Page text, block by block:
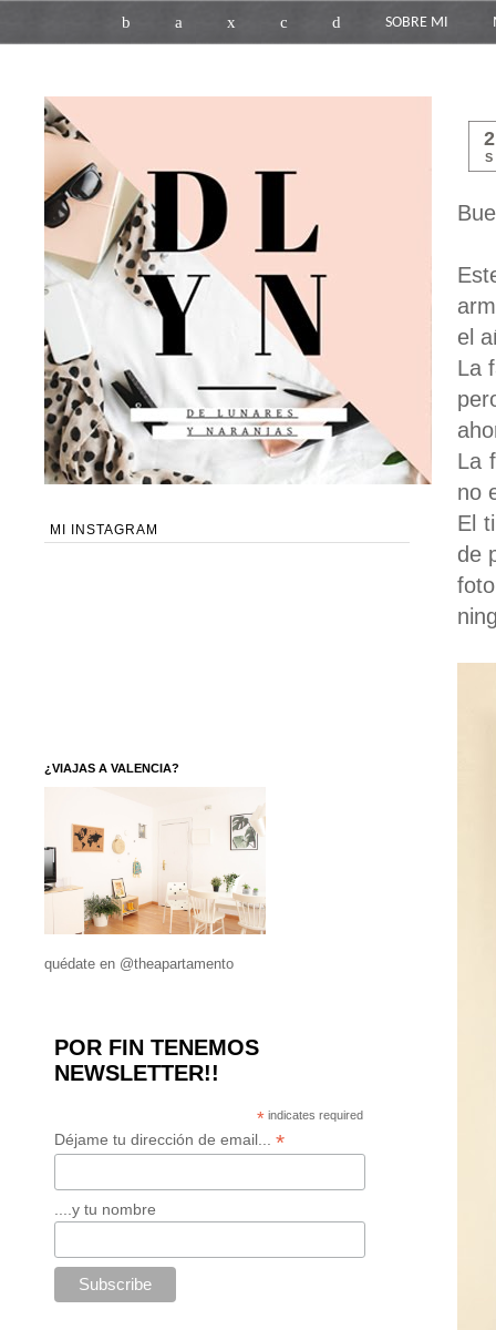
b a x c d SOBRE MI
el
La
La
no
El
de
MI INSTAGRAM
¿VIAJAS A VALENCIA?
quédate en @theapartamento
POR FIN TENEMOS
NEWSLETTER!!
* indicates required
Déjame tu dirección de email... *
....y tu nombre